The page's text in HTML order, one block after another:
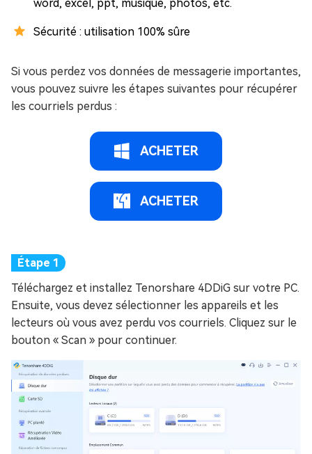
word, excel, ppt, musique, photos, etc.
Sécurité : utilisation 100% sûre
Si vous perdez vos données de messagerie importantes,
vous pouvez suivre les étapes suivantes pour récupérer
les courriels perdus :
ACHETER
ACHETER
Téléchargez et installez Tenorshare 4DDiG sur votre PC.
Ensuite, vous devez sélectionner les appareils et les
lecteurs où vous avez perdu vos courriels. Cliquez sur le
bouton « Scan » pour continuer.